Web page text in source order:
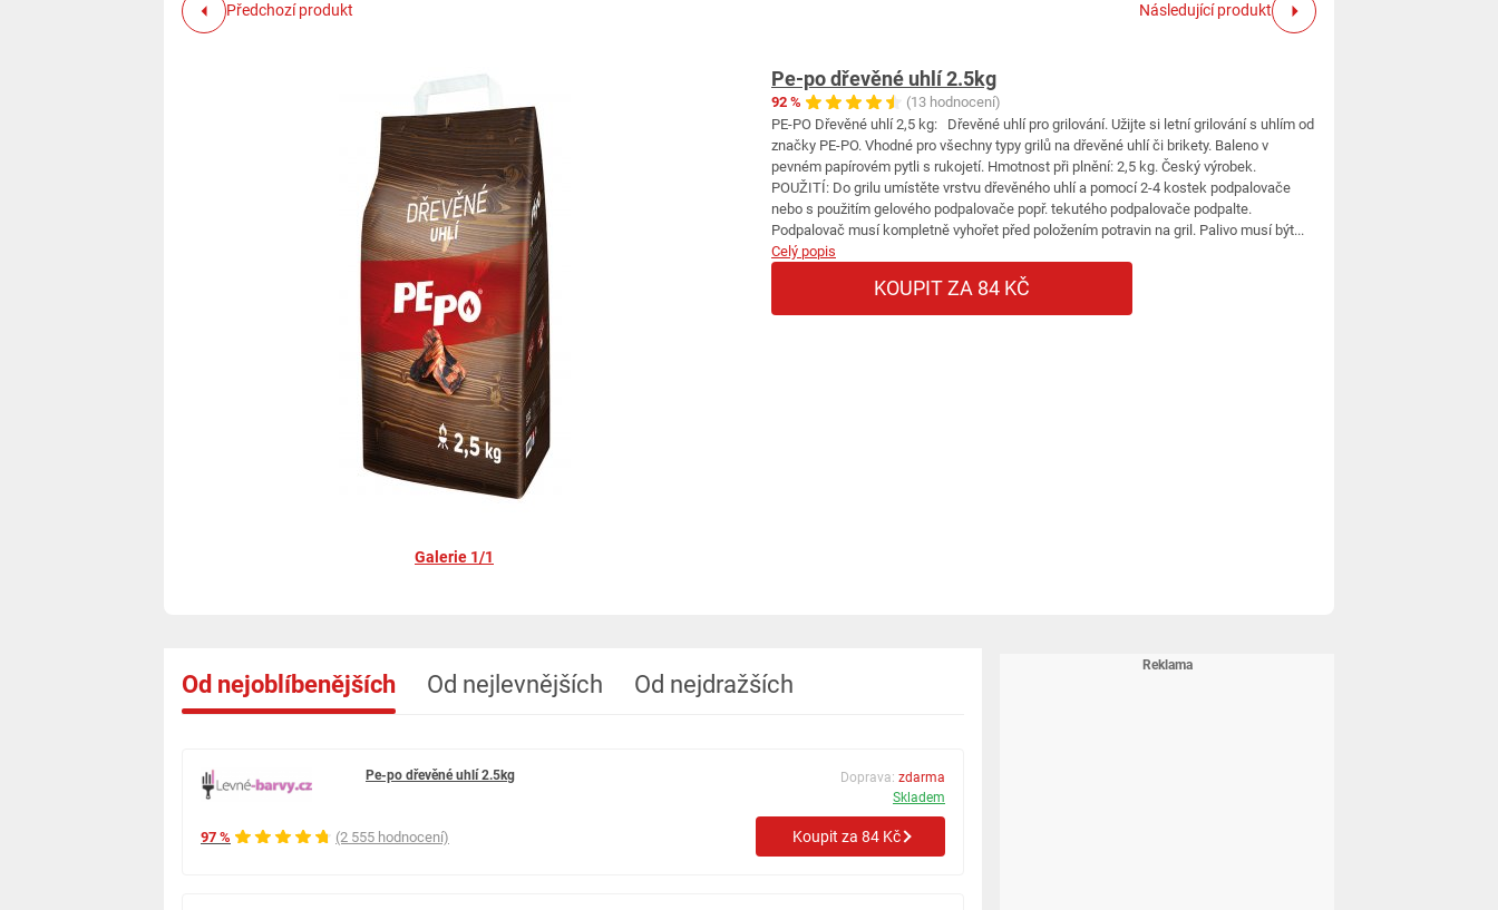
Předchozí produkt Následující produkt
Galerie 1/1
Pe-po dřevěné uhlí 2.5kg
92 %
(13 hodnocení)
PE-PO Dřevěné uhlí 2,5 kg: Dřevěné uhlí pro grilování. Užijte si letní grilování s uhlím od
značky PE-PO. Vhodné pro všechny typy grilů na dřevěné uhlí či brikety. Baleno v
pevném papírovém pytli s rukojetí. Hmotnost při plnění: 2,5 kg. Český výrobek.
POUŽITÍ: Do grilu umístěte vrstvu dřevěného uhlí a pomocí 2-4 kostek podpalovače
nebo s použitím gelového podpalovače popř. tekutého podpalovače podpalte.
Podpalovač musí kompletně vyhořet před položením potravin na gril. Palivo musí být...
Celý popis
KOUPIT ZA 84 KČ
Od nejoblíbenějších Od nejlevnějších Od nejdražších
97 % (2 555 hodnocení)
Pe-po dřevěné uhlí 2.5kg Doprava: zdarma
Skladem
Koupit za 84 Kč